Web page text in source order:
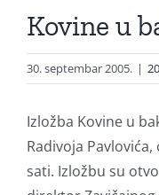
Kovine u
30. septembar 2005. |
Izložba Kovine u
Radivoja
sati. Izložbu su